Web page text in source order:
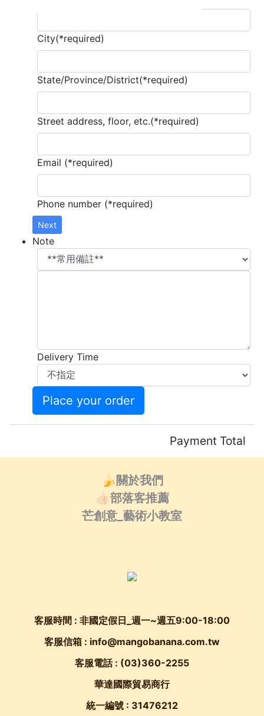
City(*required)
State/Province/District(*required)
Street address, floor, etc.(*required)
Email (*required)
Phone number (*required)
Next
Note
Delivery Time
Place your order
Payment Total
🍌關於我們
👍🏻部落客推薦
芒創意_藝術小教室
客服時間 : 非國定假日_週一~週五9:00-18:00
客服信箱 : info@mangobanana.com.tw
客服電話 : (03)360-2255
華達國際貿易商行
統一編號 : 31476212